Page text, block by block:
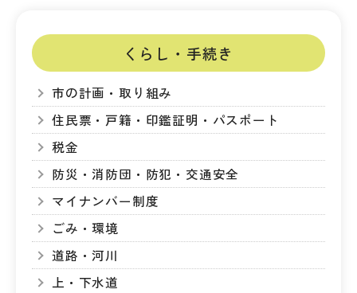
くらし・手続き
市の計画・取り組み
住民票・戸籍・印鑑証明・パスポート
税金
防災・消防団・防犯・交通安全
マイナンバー制度
ごみ・環境
道路・河川
上・下水道